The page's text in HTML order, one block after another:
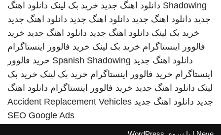
Shadowing دانلود اهنگ جدید خرید بک لینک دانلود اهنگ
جدید دانلود اهنگ جدید دانلود اهنگ جدید دانلود اهنگ جدید
خرید بک لینک دانلود اهنگ جدید دانلود اهنگ جدید خرید
فالوور اینستاگرام خرید بک لینک خرید فالوور اینستاگرام
دانلود اهنگ جدید Spanish Shadowing خرید فالوور
اینستاگرام خرید فالوور اینستاگرام خرید بک لینک خرید بک
لینک دانلود اهنگ جدید خرید فالوور اینستاگرام دانلود اهنگ
جدید دانلود اهنگ جدید Accident Replacement Vehicles
SEO Google Ads